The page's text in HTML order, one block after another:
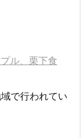
ル、栗下食
で行われてい